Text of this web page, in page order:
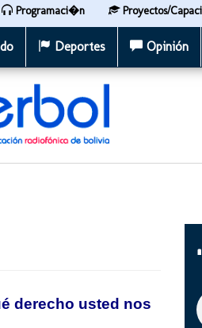
Programaci�n Proyectos/
Deportes Opinión
derecho usted nos